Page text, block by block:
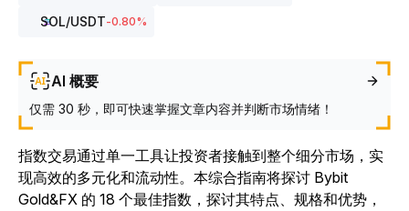
SOL/USDT-0.80%
AI 概要
仅需 30 秒，即可快速掌握文章内容并判断市场情绪！
指数交易通过单一工具让投资者接触到整个细分市场，实
现高效的多元化和流动性。本综合指南将探讨 Bybit
Gold&FX 的 18 个最佳指数，探讨其特点、规格和优势，